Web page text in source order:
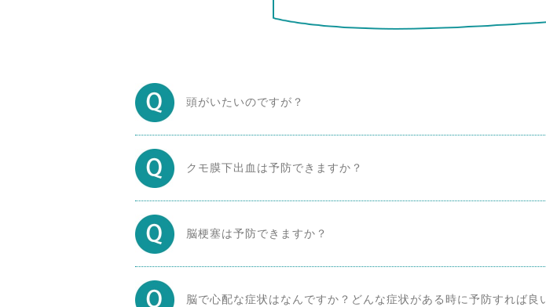
頭がいたいのですが？
クモ膜下出血は予防できますか？
脳梗塞は予防できますか？
脳で心配な症状はなんですか？どんな症状がある時に予防すれば良